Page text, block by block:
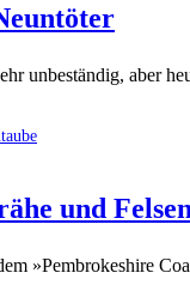
unbeständig, aber
und
»Pembrokeshire